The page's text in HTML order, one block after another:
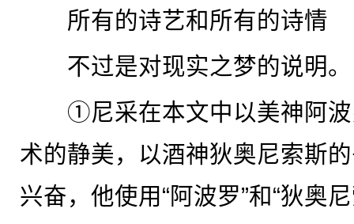
所有的诗艺和所有的诗情
不过是对现实之梦的说明。
①尼采在本文中以美神阿波
术的静美，以酒神狄奥尼索斯
兴奋，他使用“阿波罗”和“狄奥